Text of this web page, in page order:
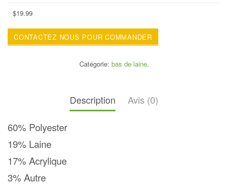
$19.99
CONTACTEZ NOUS POUR COMMANDER
Catégorie: bas de laine.
Description Avis (0)
60% Polyester
19% Laine
17% Acrylique
3% Autre